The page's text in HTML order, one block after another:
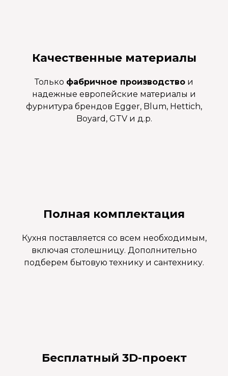
Качественные материалы
Только фабричное производство и
надежные европейские материалы и
фурнитура брендов Egger, Blum, Hettich,
Boyard, GTV и д.р.
Полная комплектация
Кухня поставляется со всем необходимым,
включая столешницу. Дополнительно
подберем бытовую технику и сантехнику.
Бесплатный 3D-проект